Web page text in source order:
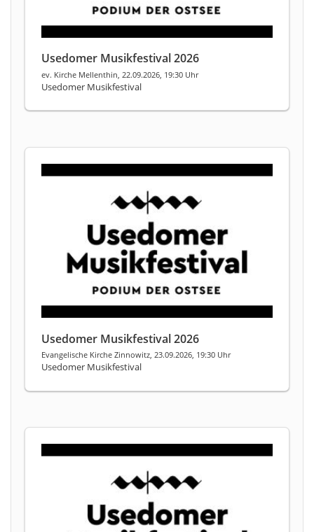
Usedomer Musikfestival 2026
ev. Kirche Mellenthin, 22.09.2026, 19:30 Uhr
Usedomer Musikfestival
Usedomer Musikfestival 2026
Evangelische Kirche Zinnowitz, 23.09.2026, 19:30 Uhr
Usedomer Musikfestival